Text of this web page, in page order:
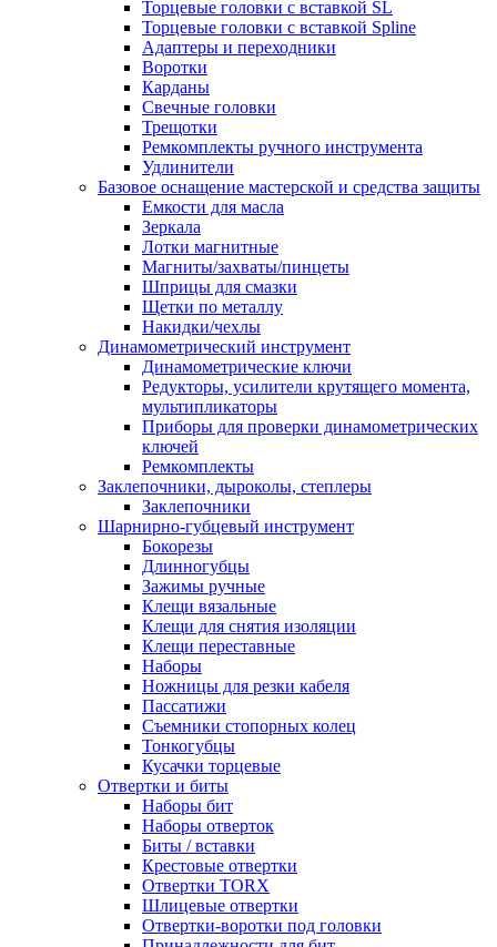
Торцевые головки с вставкой SL
Торцевые головки с вставкой Spline
Адаптеры и переходники
Воротки
Карданы
Свечные головки
Трещотки
Ремкомплекты ручного инструмента
Удлинители
Базовое оснащение мастерской и средства защиты
Емкости для масла
Зеркала
Лотки магнитные
Магниты/захваты/пинцеты
Шприцы для смазки
Щетки по металлу
Накидки/чехлы
Динамометрический инструмент
Динамометрические ключи
Редукторы, усилители крутящего момента,
мультипликаторы
Приборы для проверки динамометрических
ключей
Ремкомплекты
Заклепочники, дыроколы, степлеры
Заклепочники
Шарнирно-губцевый инструмент
Бокорезы
Длинногубцы
Зажимы ручные
Клещи вязальные
Клещи для снятия изоляции
Клещи переставные
Наборы
Ножницы для резки кабеля
Пассатижи
Съемники стопорных колец
Тонкогубцы
Кусачки торцевые
Отвертки и биты
Наборы бит
Наборы отверток
Биты / вставки
Крестовые отвертки
Отвертки TORX
Шлицевые отвертки
Отвертки-воротки под головки